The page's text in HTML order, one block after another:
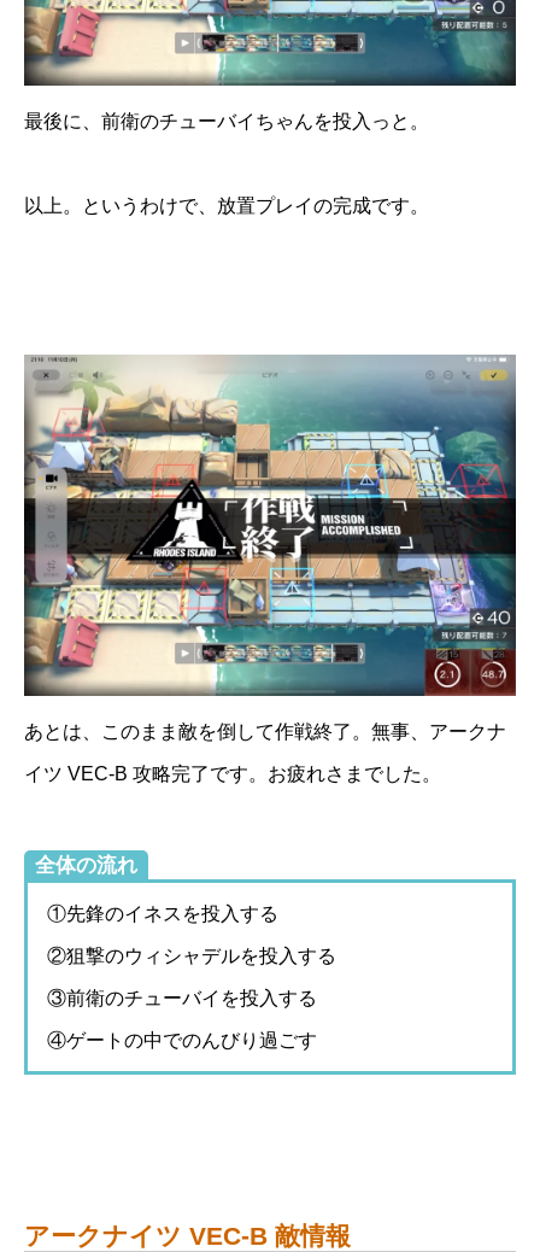
最後に、前衛のチューバイちゃんを投入っと。
以上。というわけで、放置プレイの完成です。
あとは、このまま敵を倒して作戦終了。無事、アークナ
イツ VEC-B 攻略完了です。お疲れさまでした。
全体の流れ
①先鋒のイネスを投入する
②狙撃のウィシャデルを投入する
③前衛のチューバイを投入する
④ゲートの中でのんびり過ごす
アークナイツ VEC-B 敵情報